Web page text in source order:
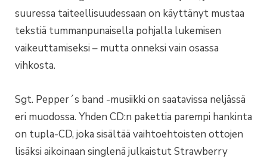
suuressa taiteellisuudessaan on käyttänyt mustaa
tekstiä tummanpunaisella pohjalla lukemisen
vaikeuttamiseksi – mutta onneksi vain osassa
vihkosta.
Sgt. Pepper´s band -musiikki on saatavissa neljässä
eri muodossa. Yhden CD:n pakettia parempi hankinta
on tupla-CD, joka sisältää vaihtoehtoisten ottojen
lisäksi aikoinaan singlenä julkaistut Strawberry